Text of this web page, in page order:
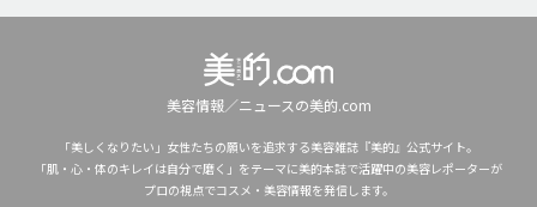
美容情報／ニュースの美的.com
「美しくなりたい」女性たちの願いを追求する美容雑誌『美的』公式サイト。
「肌・心・体のキレイは自分で磨く」をテーマに美的本誌で活躍中の美容レポーターが
プロの視点でコスメ・美容情報を発信します。